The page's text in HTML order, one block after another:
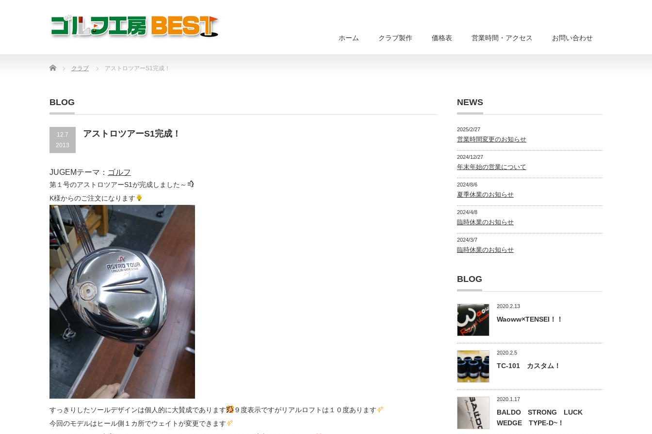
ホーム クラブ製作 価格表 営業時間・アクセス お問い合わせ
Home クラブ アストロツアーS1完成！
BLOG
12.7
2013
アストロツアーS1完成！
JUGEMテーマ： ゴルフ
第１号のアストロツアーS1が完成しました～
K様からのご注文になります
すっきりしたソールデザインは個人的に大賛成であります
９度表示ですがリアルロフトは１０度あります
今回のモデルはヒール側１カ所でウェイトが変更できます
NEWS
2025/2/27
営業時間変更のお知らせ
2024/12/27
年末年始の営業について
2024/8/6
夏季休業のお知らせ
2024/4/8
臨時休業のお知らせ
2024/3/7
臨時休業のお知らせ
BLOG
2020.2.13
Waoww×TENSEI！！
2020.2.5
TC-101 カスタム！
2020.1.17
BALDO STRONG LUCK
WEDGE TYPE-D~！